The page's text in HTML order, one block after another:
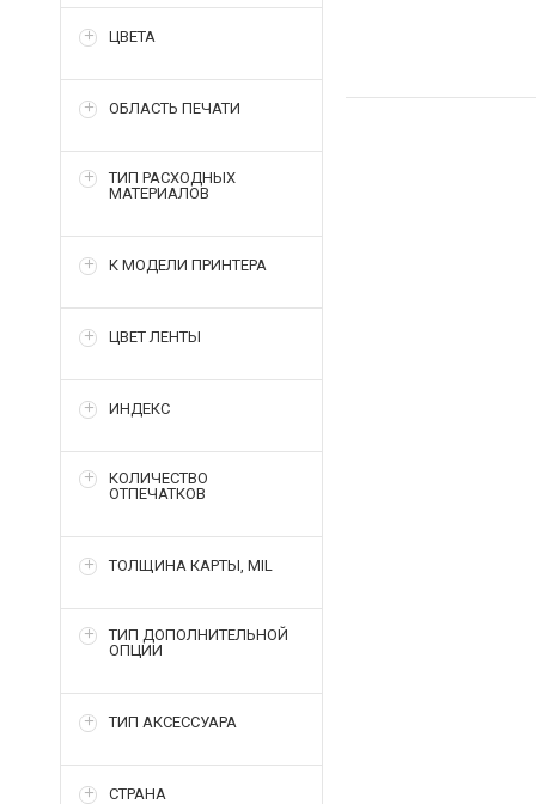
ЦВЕТА
ОБЛАСТЬ ПЕЧАТИ
ТИП РАСХОДНЫХ
МАТЕРИАЛОВ
К МОДЕЛИ ПРИНТЕРА
ЦВЕТ ЛЕНТЫ
ИНДЕКС
КОЛИЧЕСТВО
ОТПЕЧАТКОВ
ТОЛЩИНА КАРТЫ, MIL
ТИП ДОПОЛНИТЕЛЬНОЙ
ОПЦИИ
ТИП АКСЕССУАРА
СТРАНА